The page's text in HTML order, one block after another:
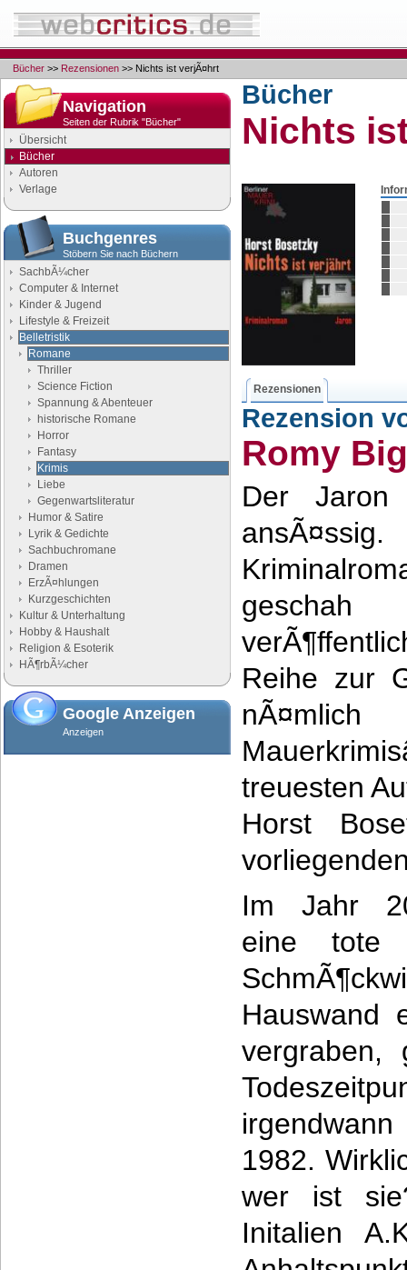
Bücher >> Rezensionen >> Nichts ist verjÃ¤hrt
Navigation
Seiten der Rubrik "Bücher"
Übersicht
Bücher
Autoren
Verlage
Buchgenres
Stöbern Sie nach Büchern
SachbÃ¼cher
Computer & Internet
Kinder & Jugend
Lifestyle & Freizeit
Belletristik
Romane
Thriller
Science Fiction
Spannung & Abenteuer
historische Romane
Horror
Fantasy
Krimis
Liebe
Gegenwartsliteratur
Humor & Satire
Lyrik & Gedichte
Sachbuchromane
Dramen
ErzÃ¤hlungen
Kurzgeschichten
Kultur & Unterhaltung
Hobby & Haushalt
Religion & Esoterik
HÃ¶rbÃ¼cher
Google Anzeigen
Anzeigen
Bücher
Nichts
Rezensionen
Rezension
Romy
Der
Reihe zur
treuesten
Horst
Im Jahr
eine tote
Hauswand
vergraben,
1982.
wer ist
Initalien